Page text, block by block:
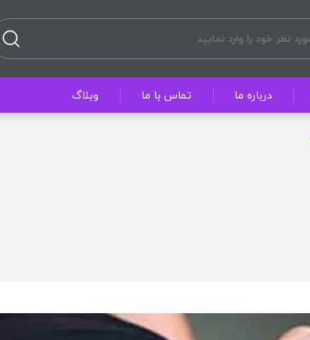
درباره ما تماس با ما وبلاگ